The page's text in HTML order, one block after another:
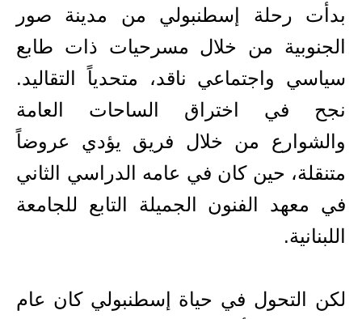
بدأت رحلة إسطنبولي من مدينة صور
الجنوبية من خلال مسرحيات ذات طابع
سياسي واجتماعي ناقد، متحدياً التقاليد.
نجح في اختراق الساحات العامة
والشوارع من خلال فريق يؤدي عروضاً
متنقلة، حين كان في عامه الدراسي الثاني
في معهد الفنون الجميلة التابع للجامعة
اللبنانية.
لكن التحول في حياة إسطنبولي كان عام